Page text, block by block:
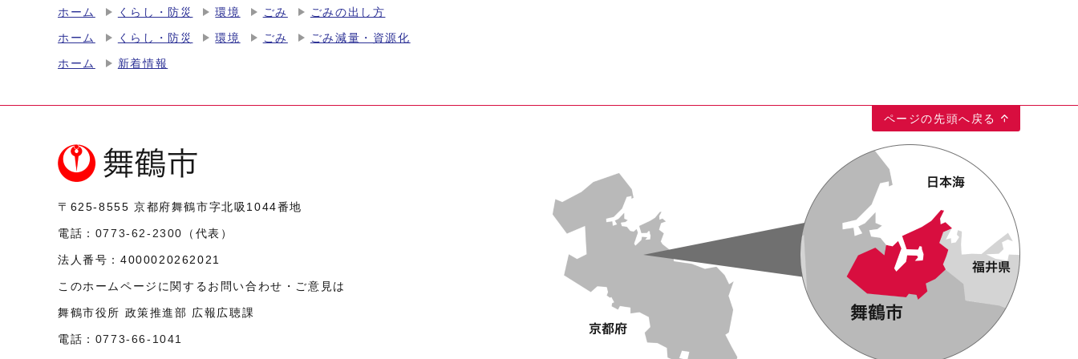
ホーム くらし・防災 環境 ごみ ごみの出し方
ホーム くらし・防災 環境 ごみ ごみ減量・資源化
ホーム 新着情報
ページの先頭へ戻る
〒625-8555 京都府舞鶴市字北吸1044番地
電話： 0773-62-2300 （代表）
法人番号： 4000020262021
このホームページに関するお問い合わせ・ご意見は
舞鶴市役所 政策推進部 広報広聴課
電話： 0773-66-1041